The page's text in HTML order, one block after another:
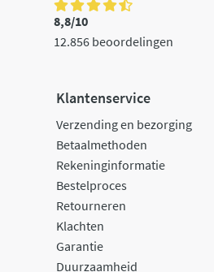
8,8/10
12.856 beoordelingen
Klantenservice
Verzending en bezorging
Betaalmethoden
Rekeninginformatie
Bestelproces
Retourneren
Klachten
Garantie
Duurzaamheid